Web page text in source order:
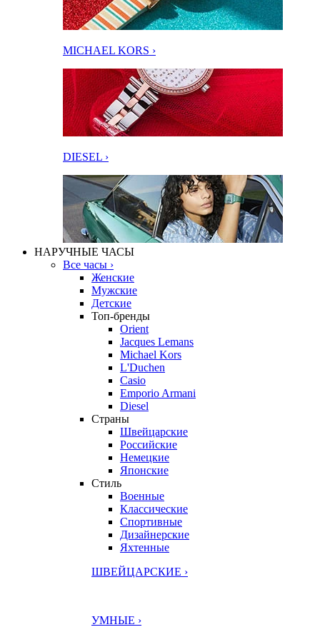
MICHAEL KORS ›
DIESEL ›
НАРУЧНЫЕ ЧАСЫ
Все часы ›
Женские
Мужские
Детские
Топ-бренды
Orient
Jacques Lemans
Michael Kors
L'Duchen
Casio
Emporio Armani
Diesel
Страны
Швейцарские
Российские
Немецкие
Японские
Стиль
Военные
Классические
Спортивные
Дизайнерские
Яхтенные
ШВЕЙЦАРСКИЕ ›
УМНЫЕ ›